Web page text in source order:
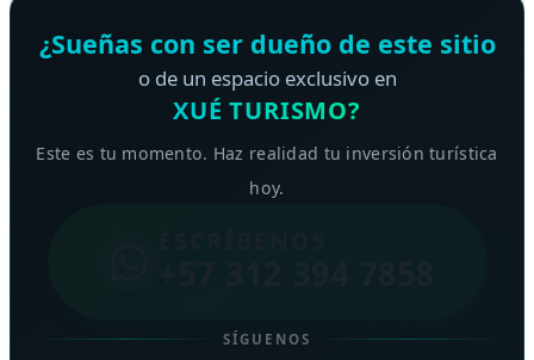
¿Sueñas con ser dueño de este sitio
o de un espacio exclusivo en
XUÉ TURISMO?
Este es tu momento. Haz realidad tu inversión turística
hoy.
SÍGUENOS